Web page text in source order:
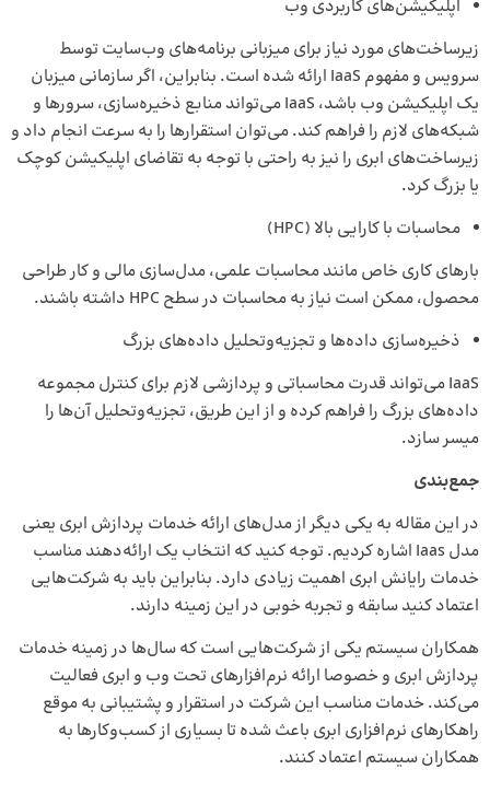
اپلیکیشن‌های کاربردی وب
زیرساخت‌های مورد نیاز برای میزبانی برنامه‌های وب‌سایت توسط
سرویس و مفهوم IaaS ارائه ‌شده است. بنابراین، اگر سازمانی میزبان
یک اپلیکیشن وب باشد، IaaS می‌تواند منابع ذخیره‌سازی، سرورها و
شبکه‌های لازم را فراهم کند. می‌توان استقرارها را به ‌سرعت انجام داد و
زیرساخت‌های ابری را نیز به ‌راحتی با توجه به تقاضای اپلیکیشن کوچک
یا بزرگ کرد.
محاسبات با کارایی بالا (HPC)
بارهای کاری خاص مانند محاسبات علمی، مدل‌سازی مالی و کار طراحی
محصول، ممکن است نیاز به محاسبات در سطح HPC داشته باشند.
ذخیره‌سازی داده‌ها و تجزیه‌وتحلیل داده‌های بزرگ
IaaS می‌تواند قدرت محاسباتی و پردازشی لازم برای کنترل مجموعه
داده‌های بزرگ را فراهم کرده و از این طریق، تجزیه‌وتحلیل آن‌ها را
میسر سازد.
جمع‌بندی
در این مقاله به یکی دیگر از مدل‌های ارائه خدمات پردازش ابری یعنی
مدل Iaas اشاره کردیم. توجه کنید که انتخاب یک ارائه‌دهند مناسب
خدمات رایانش ابری اهمیت زیادی دارد. بنابراین باید به شرکت‌هایی
اعتماد کنید سابقه و تجربه خوبی در این زمینه دارند.
همکاران سیستم یکی از شرکت‌هایی است که سال‌ها در زمینه خدمات
پردازش ابری و خصوصا ارائه نرم‌افزارهای تحت وب و ابری فعالیت
می‌کند. خدمات مناسب این شرکت در استقرار و پشتیبانی به موقع
راهکارهای نرم‌افزاری ابری باعث شده تا بسیاری از کسب‌وکارها به
همکاران سیستم اعتماد کنند.